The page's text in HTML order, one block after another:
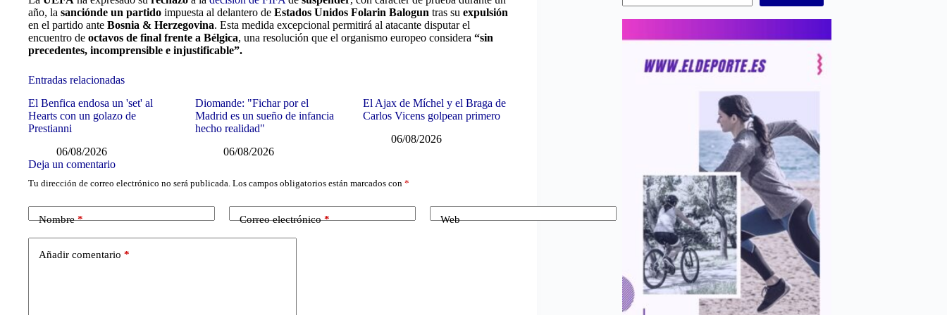
año, la sanciónde un partido impuesta al delantero de Estados Unidos Folarin Balogun tras su expulsión
en el partido ante Bosnia & Herzegovina. Esta medida excepcional permitirá al atacante disputar el
encuentro de octavos de final frente a Bélgica, una resolución que el organismo europeo considera “sin
precedentes, incomprensible e injustificable”.
Entradas relacionadas
El Benfica endosa un 'set' al
Hearts con un golazo de
Prestianni
06/08/2026
Diomande: "Fichar por el
Madrid es un sueño de infancia
hecho realidad"
06/08/2026
El Ajax de Míchel y el Braga de
Carlos Vicens golpean primero
06/08/2026
Deja un comentario
Tu dirección de correo electrónico no será publicada. Los campos obligatorios están marcados con *
Nombre* Correo electrónico* Web
Añadir comentario *